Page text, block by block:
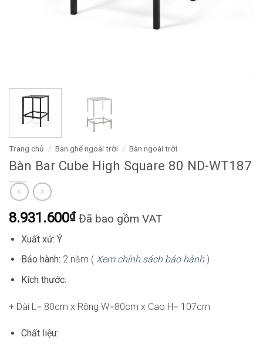
Trang chủ / Bàn ghế ngoài trời / Bàn ngoài trời
Bàn Bar Cube High Square 80 ND-WT187
8.931.600₫ Đã bao gồm VAT
Xuất xứ: Ý
Bảo hành: 2 năm ( Xem chính sách bảo hành)
Kích thước:
+ Dài L= 80cm x Rộng W=80cm x Cao H= 107cm
Chất liệu: